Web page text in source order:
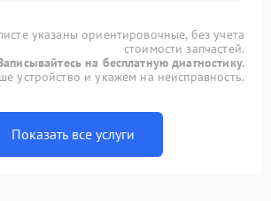
указаны ориентировочные, без учета
стоимости запчастей.
на бесплатную диагностику.
устройство и укажем на неисправность.
Показать все услуги